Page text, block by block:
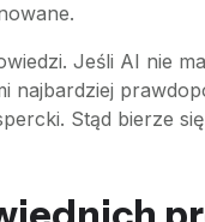
Jeśli AI nie
najbardziej
Stąd bierze